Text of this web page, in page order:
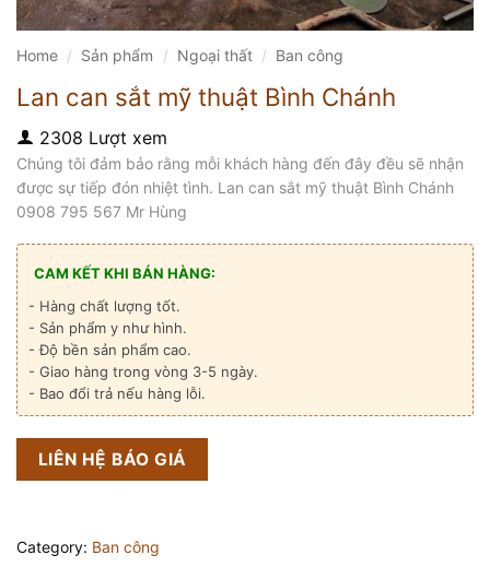
Home / Sản phẩm / Ngoại thất / Ban công
Lan can sắt mỹ thuật Bình Chánh
2308 Lượt xem
Chúng tôi đảm bảo rằng mỗi khách hàng đến đây đều sẽ nhận
được sự tiếp đón nhiệt tình. Lan can sắt mỹ thuật Bình Chánh
0908 795 567 Mr Hùng
CAM KẾT KHI BÁN HÀNG:
- Hàng chất lượng tốt.
- Sản phẩm y như hình.
- Độ bền sản phẩm cao.
- Giao hàng trong vòng 3-5 ngày.
- Bao đổi trả nếu hàng lỗi.
LIÊN HỆ BÁO GIÁ
Category: Ban công